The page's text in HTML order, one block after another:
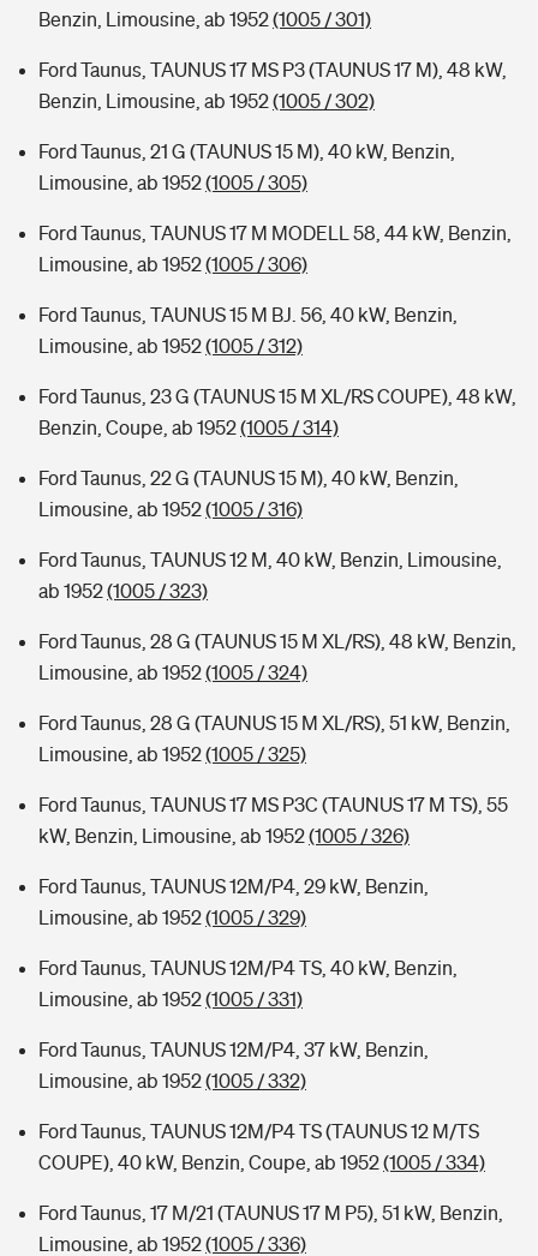
Benzin, Limousine, ab 1952(1005 / 301)
Ford Taunus, TAUNUS 17 MS P3 (TAUNUS 17 M), 48 kW,
Benzin, Limousine, ab 1952(1005 / 302)
Ford Taunus, 21 G (TAUNUS 15 M), 40 kW, Benzin,
Limousine, ab 1952(1005 / 305)
Ford Taunus, TAUNUS 17 M MODELL 58, 44 kW, Benzin,
Limousine, ab 1952(1005 / 306)
Ford Taunus, TAUNUS 15 M BJ. 56, 40 kW, Benzin,
Limousine, ab 1952(1005 / 312)
Ford Taunus, 23 G (TAUNUS 15 M XL/RS COUPE), 48 kW,
Benzin, Coupe, ab 1952(1005 / 314)
Ford Taunus, 22 G (TAUNUS 15 M), 40 kW, Benzin,
Limousine, ab 1952(1005 / 316)
Ford Taunus, TAUNUS 12 M, 40 kW, Benzin, Limousine,
ab 1952(1005 / 323)
Ford Taunus, 28 G (TAUNUS 15 M XL/RS), 48 kW, Benzin,
Limousine, ab 1952(1005 / 324)
Ford Taunus, 28 G (TAUNUS 15 M XL/RS), 51 kW, Benzin,
Limousine, ab 1952(1005 / 325)
Ford Taunus, TAUNUS 17 MS P3C (TAUNUS 17 M TS), 55
kW, Benzin, Limousine, ab 1952(1005 / 326)
Ford Taunus, TAUNUS 12M/P4, 29 kW, Benzin,
Limousine, ab 1952(1005 / 329)
Ford Taunus, TAUNUS 12M/P4 TS, 40 kW, Benzin,
Limousine, ab 1952(1005 / 331)
Ford Taunus, TAUNUS 12M/P4, 37 kW, Benzin,
Limousine, ab 1952(1005 / 332)
Ford Taunus, TAUNUS 12M/P4 TS (TAUNUS 12 M/TS
COUPE), 40 kW, Benzin, Coupe, ab 1952(1005 / 334)
Ford Taunus, 17 M/21 (TAUNUS 17 M P5), 51 kW, Benzin,
Limousine, ab 1952(1005 / 336)